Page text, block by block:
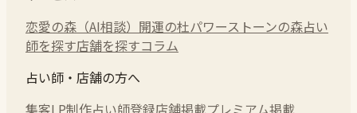
恋愛の森（AI相談） 開運の杜パワーストーンの森占い
師を探す店舗を探すコラム
占い師・店舗の方へ
集客LP制作占い師登録店舗掲載プレミアム掲載